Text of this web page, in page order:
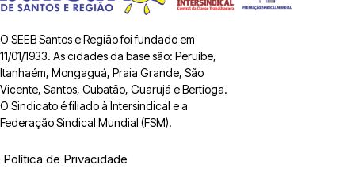
O SEEB Santos e Região foi fundado em
11/01/1933. As cidades da base são: Peruíbe,
Itanhaém, Mongaguá, Praia Grande, São
Vicente, Santos, Cubatão, Guarujá e Bertioga.
O Sindicato é filiado à Intersindical e a
Federação Sindical Mundial (FSM).
Política de Privacidade